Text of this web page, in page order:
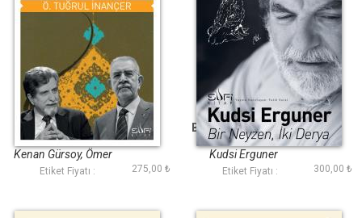
Gönül Gözü
Kenan Gürsoy, Ömer
Tuğrul İnançer
Etiket Fiyatı : 275,00 ₺
Bir Neyzen İki Derya
Kudsi Erguner
Etiket Fiyatı : 300,00 ₺